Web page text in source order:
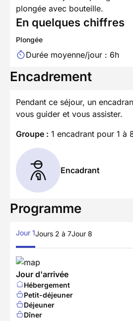
plongée avec bouteille.
En quelques chiffres
Plongée
Durée moyenne/jour : 6h
Encadrement
Pendant ce séjour, un
vous guider et vous assister.
Groupe : 1 encadrant pour 1 à
Encadrant
Programme
Jour 1Jours 2 à 7Jour 8
Jour d'arrivée
Hébergement
Petit-déjeuner
Déjeuner
Dîner